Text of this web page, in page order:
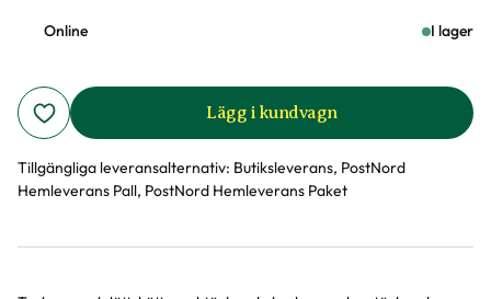
Online I lager
Lägg i kundvagn
Tillgängliga leveransalternativ: Butiksleverans, PostNord
Hemleverans Pall, PostNord Hemleverans Paket